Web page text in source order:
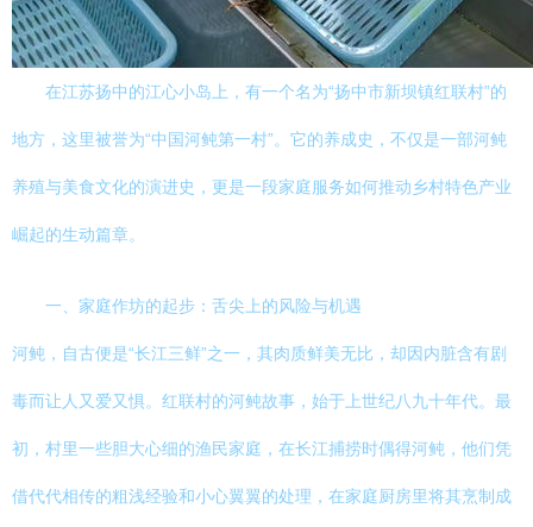
在江苏扬中的江心小岛上，有一个名为“扬中市新坝镇红联村”的
地方，这里被誉为“中国河鲀第一村”。它的养成史，不仅是一部河鲀
养殖与美食文化的演进史，更是一段家庭服务如何推动乡村特色产业
崛起的生动篇章。
一、家庭作坊的起步：舌尖上的风险与机遇
河鲀，自古便是“长江三鲜”之一，其肉质鲜美无比，却因内脏含有剧
毒而让人又爱又惧。红联村的河鲀故事，始于上世纪八九十年代。最
初，村里一些胆大心细的渔民家庭，在长江捕捞时偶得河鲀，他们凭
借代代相传的粗浅经验和小心翼翼的处理，在家庭厨房里将其烹制成